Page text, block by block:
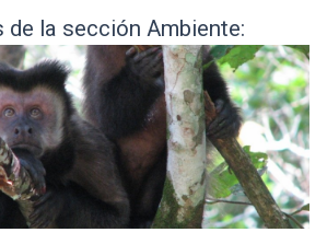
la sección Ambiente: